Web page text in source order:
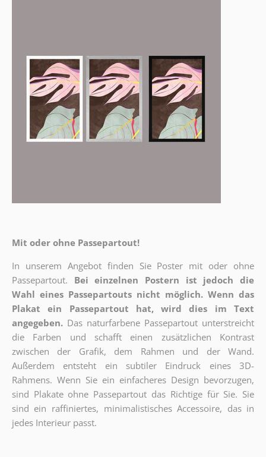
Mit oder ohne Passepartout!
In unserem Angebot finden Sie Poster mit oder ohne
Passepartout.
Bei einzelnen Postern ist jedoch die
Wahl eines Passepartouts nicht möglich. Wenn das
Plakat ein Passepartout hat, wird dies im Text
angegeben. Das naturfarbene Passepartout unterstreicht
die Farben und schafft einen zusätzlichen Kontrast
zwischen der Grafik, dem Rahmen und der Wand.
Außerdem entsteht ein subtiler Eindruck eines 3D-
Rahmens. Wenn Sie ein einfacheres Design bevorzugen,
sind Plakate ohne Passepartout das Richtige für Sie. Sie
sind ein raffiniertes, minimalistisches Accessoire, das in
jedes Interieur passt.